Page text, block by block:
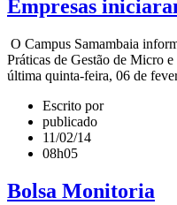
Empresas
O Campus Samambaia
Práticas de Gestão de Micro
última quinta-feira, 06 de
Escrito por
publicado
11/02/14
08h05
Bolsa Monitoria